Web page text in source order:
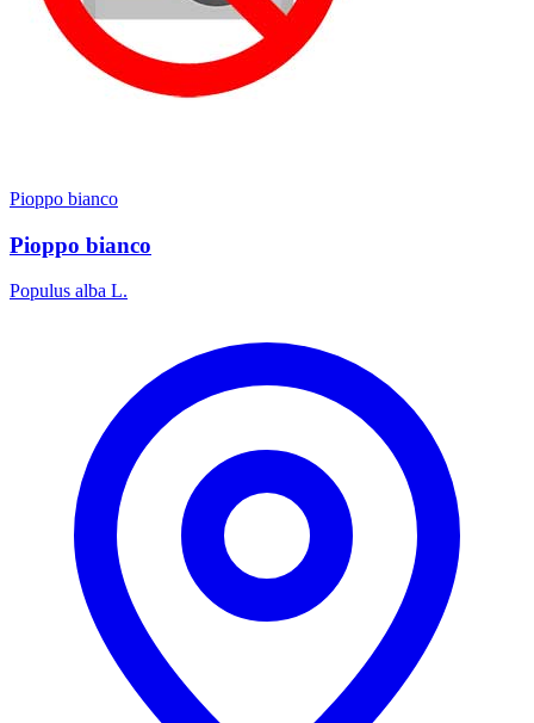
Pioppo bianco
Pioppo bianco
Populus alba L.